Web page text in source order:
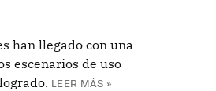
han llegado con una
escenarios de uso
LEER MÁS »